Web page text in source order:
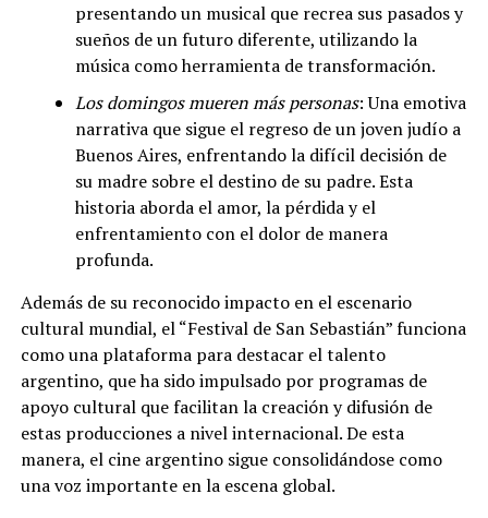
presentando un musical que recrea sus pasados y
sueños de un futuro diferente, utilizando la
música como herramienta de transformación.
Los domingos mueren más personas: Una emotiva
narrativa que sigue el regreso de un joven judío a
Buenos Aires, enfrentando la difícil decisión de
su madre sobre el destino de su padre. Esta
historia aborda el amor, la pérdida y el
enfrentamiento con el dolor de manera
profunda.
Además de su reconocido impacto en el escenario
cultural mundial, el “Festival de San Sebastián” funciona
como una plataforma para destacar el talento
argentino, que ha sido impulsado por programas de
apoyo cultural que facilitan la creación y difusión de
estas producciones a nivel internacional. De esta
manera, el cine argentino sigue consolidándose como
una voz importante en la escena global.